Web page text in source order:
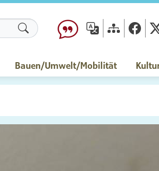
Formularschaltfläche
Bauen/Umwelt/Mobilität